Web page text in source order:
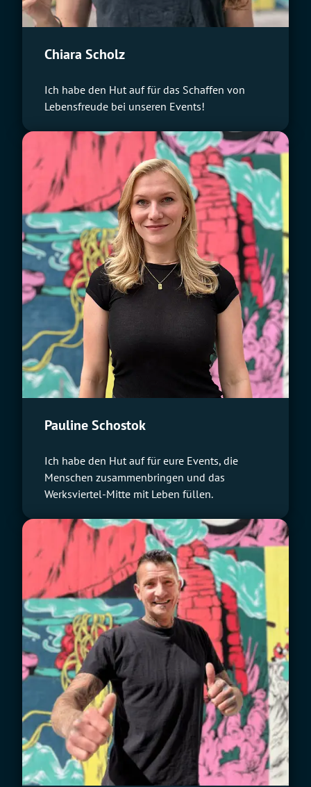
Chiara Scholz
Ich habe den Hut auf für das Schaffen von
Lebensfreude bei unseren Events!
Pauline Schostok
Ich habe den Hut auf für eure Events, die
Menschen zusammenbringen und das
Werksviertel-Mitte mit Leben füllen.